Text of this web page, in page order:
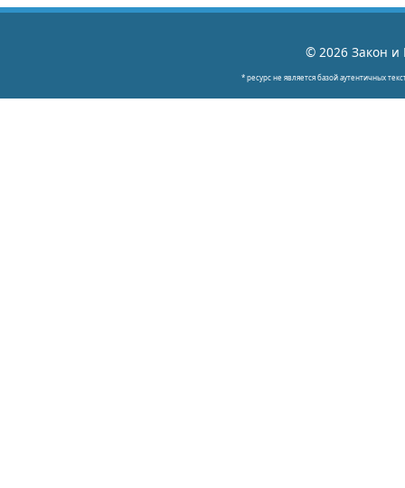
© 2026 Закон и
* ресурс не является базой аутентичных